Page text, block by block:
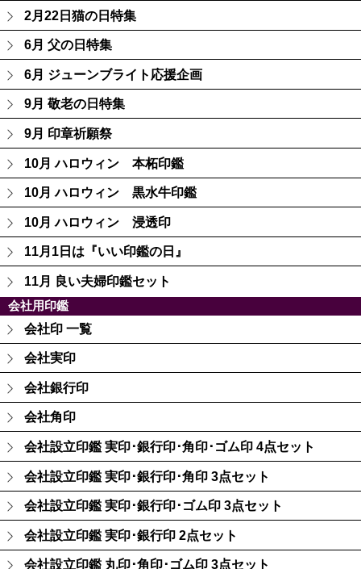
2月22日猫の日特集
6月 父の日特集
6月 ジューンブライト応援企画
9月 敬老の日特集
9月 印章祈願祭
10月 ハロウィン 本柘印鑑
10月 ハロウィン 黒水牛印鑑
10月 ハロウィン 浸透印
11月1日は『いい印鑑の日』
11月 良い夫婦印鑑セット
会社用印鑑
会社印 一覧
会社実印
会社銀行印
会社角印
会社設立印鑑 実印･銀行印･角印･ゴム印 4点セット
会社設立印鑑 実印･銀行印･角印 3点セット
会社設立印鑑 実印･銀行印･ゴム印 3点セット
会社設立印鑑 実印･銀行印 2点セット
会社設立印鑑 丸印･角印･ゴム印 3点セット